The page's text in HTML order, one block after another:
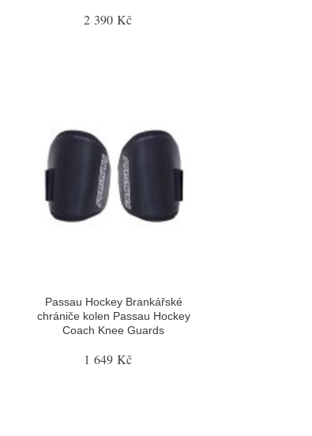
2 390 Kč
Passau Hockey Brankářské
chrániče kolen Passau Hockey
Coach Knee Guards
1 649 Kč